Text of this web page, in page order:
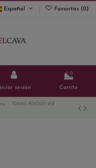
Español Favoritos (0)
sesión
0
Carrito
TOMAS POSTIGO 3ER